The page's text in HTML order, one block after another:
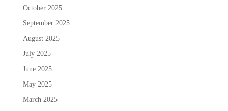
October 2025
September 2025
August 2025
July 2025
June 2025
May 2025
March 2025